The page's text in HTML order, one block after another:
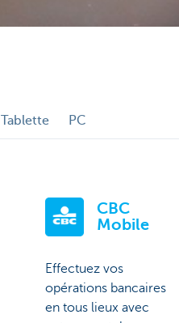
Tablette PC
CBC
Mobile
Effectuez vos
opérations bancaires
en tous lieux avec